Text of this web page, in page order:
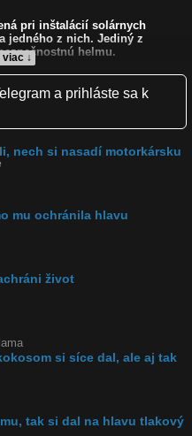
↓
pri inštalácií solárnych
jedného z nich. Jediný z
helmu.
padol rebrík, na hlavu,
a prihláste sa k
nech si nasadí motorkársku
mu ochránila hlavu
život
si síce dal, ale aj tak
tak si dal na hlavu tlakový